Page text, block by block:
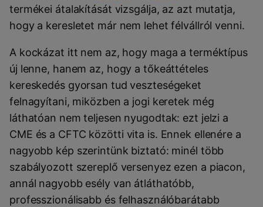
termékei átalakítását vizsgálja, az azt mutatja,
hogy a keresletet már nem lehet félvállról venni.
A kockázat itt nem az, hogy maga a terméktípus
új lenne, hanem az, hogy a tőkeáttételes
kereskedés gyorsan tud veszteségeket
felnagyítani, miközben a jogi keretek még
láthatóan nem teljesen nyugodtak: ezt jelzi a
CME és a CFTC közötti vita is. Ennek ellenére a
nagyobb kép szerintünk biztató: minél több
szabályozott szereplő versenyez ezen a piacon,
annál nagyobb esély van átláthatóbb,
professzionálisabb és felhasználóbarátabb